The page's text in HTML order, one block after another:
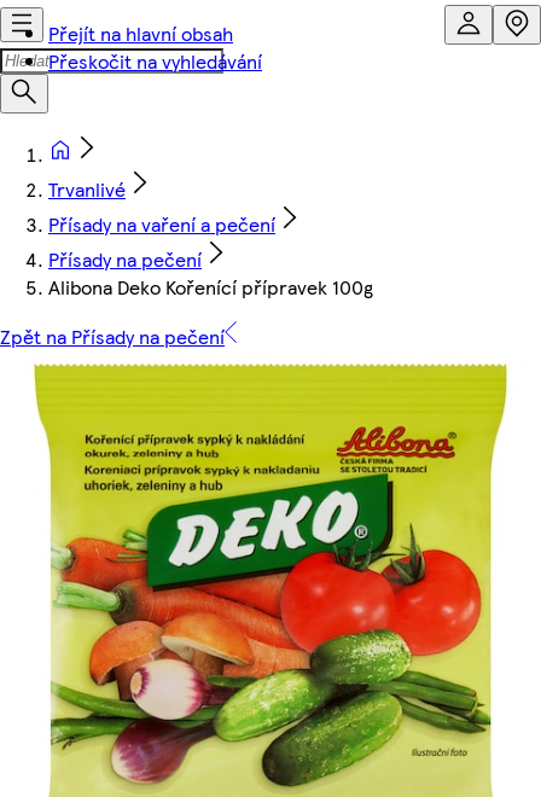
Přejít na hlavní obsah
Přeskočit na vyhledávání
Trvanlivé
Přísady na vaření a pečení
Přísady na pečení
Alibona Deko Kořenící přípravek 100g
Zpět na Přísady na pečení